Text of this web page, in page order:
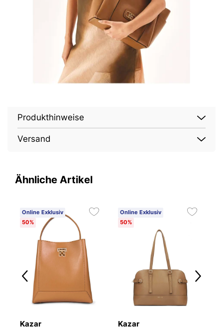
Produkthinweise
Versand
Ähnliche Artikel
Online Exklusiv
50%
Kazar
Online Exklusiv
50%
Kazar